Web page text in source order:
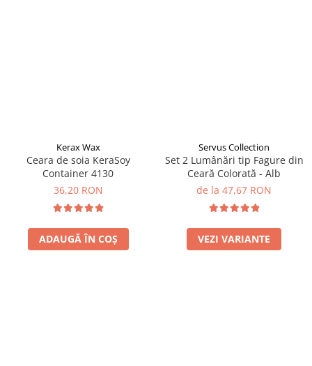
Kerax Wax
Ceara de soia KeraSoy
Container 4130
36,20 RON
ADAUGĂ ÎN COȘ
Servus Collection
Set 2 Lumânări tip Fagure din
Ceară Colorată - Alb
de la 47,67 RON
VEZI VARIANTE